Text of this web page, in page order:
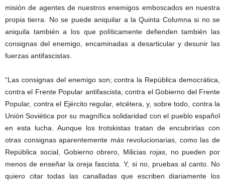
misión de agentes de nuestros enemigos emboscados en nuestra
propia tierra. No se puede aniquilar a la Quinta Columna si no se
aniquila también a los que políticamente defienden también las
consignas del enemigo, encaminadas a desarticular y desunir las
fuerzas antifascistas.
“Las consignas del enemigo son; contra la República democrática,
contra el Frente Popular antifascista, contra el Gobierno del Frente
Popular, contra el Ejército regular, etcétera, y, sobre todo, contra la
Unión Soviética por su magnífica solidaridad con el pueblo español
en esta lucha. Aunque los trotskistas tratan de encubrirlas con
otras consignas aparentemente más revolucionarias, como las de
República social, Gobierno obrero, Milicias rojas, no pueden por
menos de enseñar la oreja fascista. Y, si no, pruebas al canto. No
quiero citar todas las canalladas que escriben diariamente los